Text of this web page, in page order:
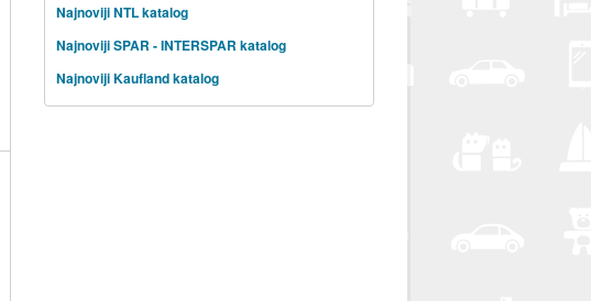
Najnoviji NTL katalog
Najnoviji SPAR - INTERSPAR katalog
Najnoviji Kaufland katalog